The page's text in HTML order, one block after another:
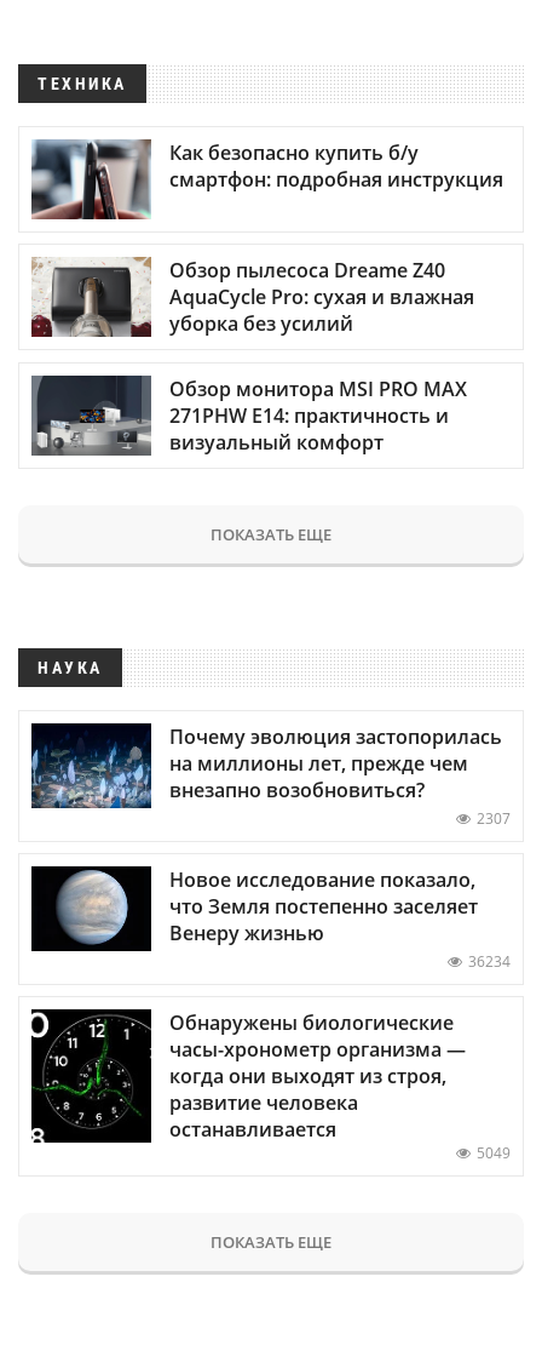
ТЕХНИКА
Как безопасно купить б/у
смартфон: подробная инструкция
Обзор пылесоса Dreame Z40
AquaCycle Pro: сухая и влажная
уборка без усилий
Обзор монитора MSI PRO MAX
271PHW E14: практичность и
визуальный комфорт
ПОКАЗАТЬ ЕЩЕ
НАУКА
Почему эволюция застопорилась
на миллионы лет, прежде чем
внезапно возобновиться?
2307
Новое исследование показало,
что Земля постепенно заселяет
Венеру жизнью
36234
Обнаружены биологические
часы-хронометр организма —
когда они выходят из строя,
развитие человека
останавливается
5049
ПОКАЗАТЬ ЕЩЕ